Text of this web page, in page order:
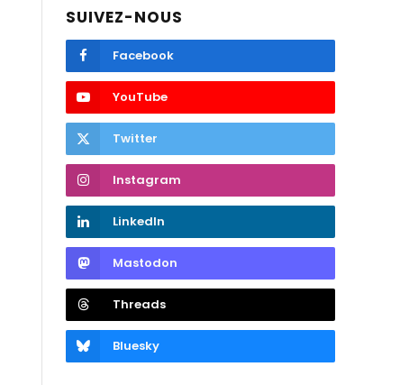
SUIVEZ-NOUS
Facebook
YouTube
Twitter
Instagram
LinkedIn
Mastodon
Threads
Bluesky